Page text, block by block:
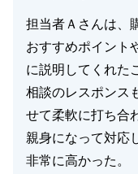
担当者Ａさんは、
おすすめポイント
に説明してくれた
相談のレスポンス
せて柔軟に打ち合
親身になって対応
非常に高かった。